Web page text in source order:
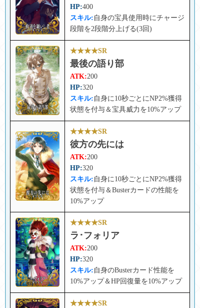
HP:400
スキル: 自身の宝具使用時にチャージ
段階を2段階分上げる(3回)
★★★★SR
最後の語り部
ATK:200
HP:320
スキル: 自身に10秒ごとにNP2%獲得
状態を付与＆宝具威力を10%アップ
★★★★SR
彼方の先には
ATK:200
HP:320
スキル: 自身に10秒ごとにNP2%獲得
状態を付与＆Busterカードの性能を
10%アップ
★★★★SR
ラ･フォリア
ATK:200
HP:320
スキル: 自身のBusterカード性能を
10%アップ＆HP回復量を10%アップ
★★★★SR